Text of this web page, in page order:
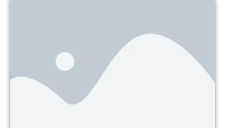
prorrogar la fecha límite para el fin
del desminado
Nota publicada en Semana.com. Ver la nota original
AQUÍ La petición
Continuar leyendo